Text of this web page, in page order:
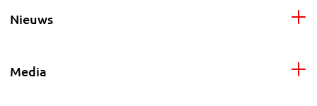
Nieuws
Media